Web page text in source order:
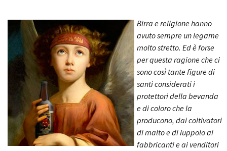
Birra e religione hanno
avuto sempre un legame
molto stretto. Ed è forse
per questa ragione che ci
sono così tante figure di
santi considerati i
protettori della bevanda
e di coloro che la
producono, dai coltivatori
di malto e di luppolo ai
fabbricanti e ai venditori